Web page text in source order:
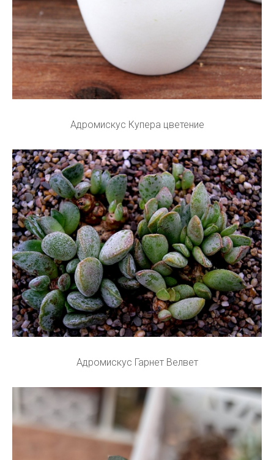
Адромискус Купера цветение
Адромискус Гарнет Велвет